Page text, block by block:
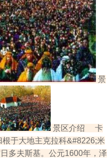
景
景区介绍 卡
于大地主克拉科&#8226;米
多夫斯基。公元1600年，泽